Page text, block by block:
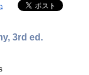
3rd ed.